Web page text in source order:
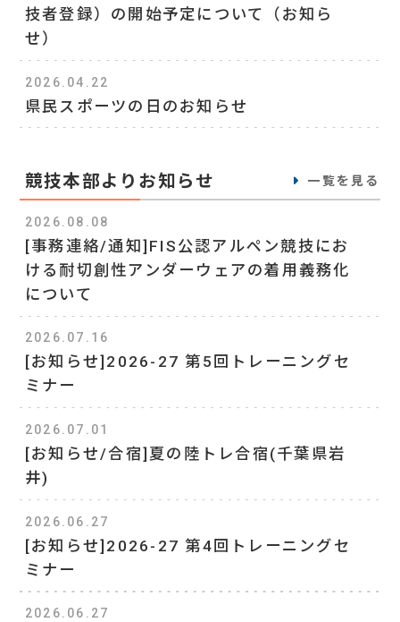
技者登録）の開始予定について（お知ら
せ）
2026.04.22
県民スポーツの日のお知らせ
競技本部よりお知らせ 一覧を見る
2026.08.08
[事務連絡/通知]FIS公認アルペン競技にお
ける耐切創性アンダーウェアの着用義務化
について
2026.07.16
[お知らせ]2026-27 第5回トレーニングセ
ミナー
2026.07.01
[お知らせ/合宿]夏の陸トレ合宿(千葉県岩
井)
2026.06.27
[お知らせ]2026-27 第4回トレーニングセ
ミナー
2026.06.27